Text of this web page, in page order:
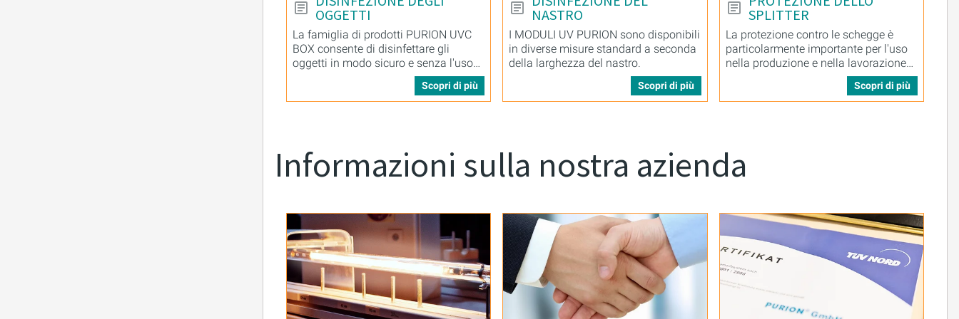
OGGETTI
La famiglia di prodotti PURION UVC
BOX consente di disinfettare gli
oggetti in modo sicuro e senza l'uso
Scopri di più
NASTRO
I MODULI UV PURION sono disponibili
in diverse misure standard a seconda
della larghezza del nastro.
Scopri di più
SPLITTER
La protezione contro le schegge è
particolarmente importante per l'uso
nella produzione e nella lavorazione
Scopri di più
Informazioni sulla nostra azienda